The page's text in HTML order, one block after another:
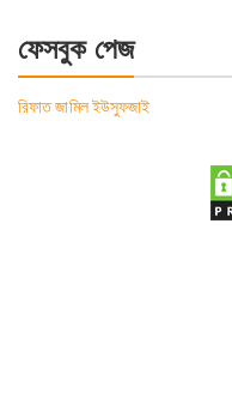
ফেসবুক পেজ
রিফাত জামিল ইউসুফজাই